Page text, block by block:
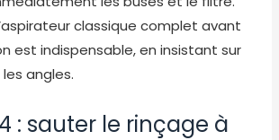
classique complet avant
est indispensable, en insistant sur
angles.
: sauter le rinçage à